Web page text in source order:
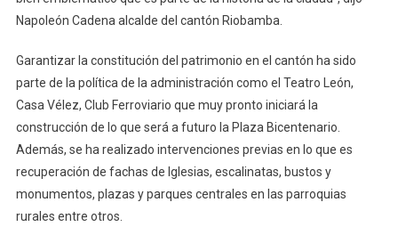
Napoleón Cadena alcalde del cantón Riobamba.
Garantizar la constitución del patrimonio en el cantón ha sido
parte de la política de la administración como el Teatro León,
Casa Vélez, Club Ferroviario que muy pronto iniciará la
construcción de lo que será a futuro la Plaza Bicentenario.
Además, se ha realizado intervenciones previas en lo que es
recuperación de fachas de Iglesias, escalinatas, bustos y
monumentos, plazas y parques centrales en las parroquias
rurales entre otros.